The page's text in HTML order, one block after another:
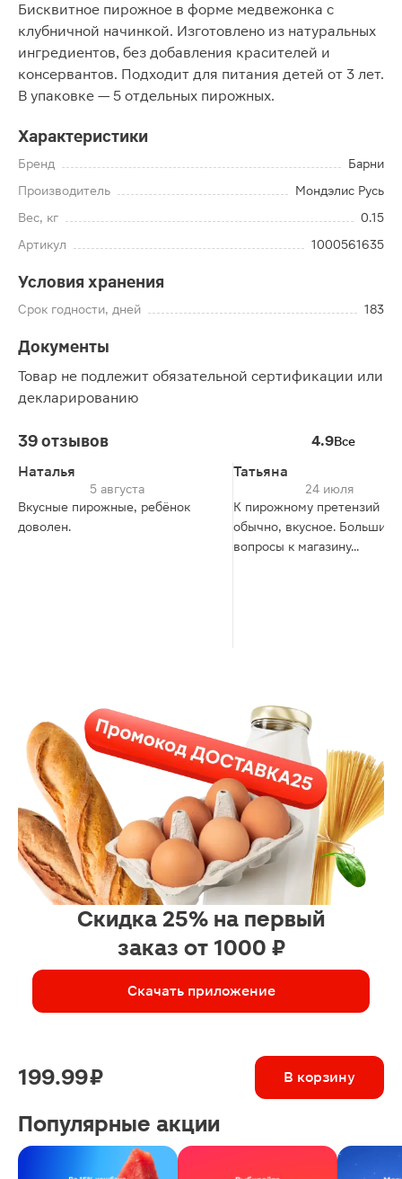
Бисквитное пирожное в форме медвежонка с
клубничной начинкой. Изготовлено из натуральных
ингредиентов, без добавления красителей и
консервантов. Подходит для питания детей от 3 лет.
В упаковке — 5 отдельных пирожных.
Характеристики
Бренд
Барни
Производитель
Мондэлис Русь
Вес, кг
0.15
Артикул
1000561635
Условия хранения
Срок годности, дней 183
Документы
Товар не подлежит обязательной сертификации или
декларированию
39 отзывов 4.9Все
Наталья
5 августа
Вкусные пирожные, ребёнок
доволен.
Татьяна
24 июля
К пирожному претензий
обычно, вкусное. Большие
вопросы к магазину...
Скидка 25% на первый
заказ от 1000 ₽
Скачать приложение
199.99 ₽ В корзину
Популярные акции